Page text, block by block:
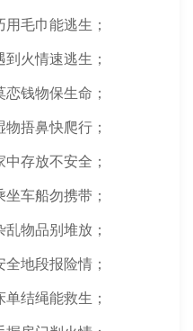
毛巾能逃生；
火情速逃生；
钱物保生命；
捂鼻快爬行；
存放不安全；
车船勿携带；
物品别堆放；
地段报险情；
结绳能救生；